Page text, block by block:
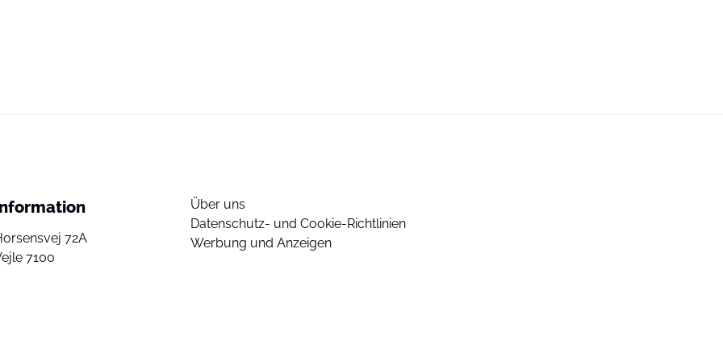
72A
7100
Über uns
Datenschutz- und Cookie-Richtlinien
Werbung und Anzeigen